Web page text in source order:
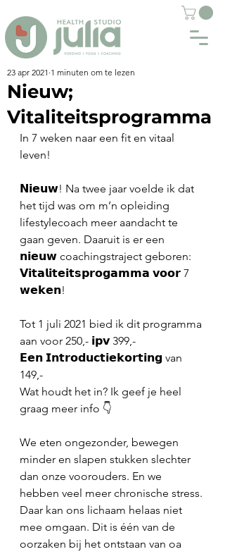
Nieuw;
Vitaliteitsprogramma
23 apr 2021 1 minuten om te lezen
In 7 weken naar een fit en vitaal
leven!
𝗡𝗶𝗲𝘂𝘄! Na twee jaar voelde ik dat
het tijd was om m’n opleiding
lifestylecoach meer aandacht te
gaan geven. Daaruit is er een
𝗻𝗶𝗲𝘂𝘄 coachingstraject geboren:
𝗩𝗶𝘁𝗮𝗹𝗶𝘁𝗲𝗶𝘁𝘀𝗽𝗿𝗼𝗴𝗮𝗺𝗺𝗮 𝘃𝗼𝗼𝗿 7
𝘄𝗲𝗸𝗲𝗻!
Tot 1 juli 2021 bied ik dit programma
aan voor 250,- 𝗶𝗽𝘃 399,-
𝗘𝗲𝗻 𝗜𝗻𝘁𝗿𝗼𝗱𝘂𝗰𝘁𝗶𝗲𝗸𝗼𝗿𝘁𝗶𝗻𝗴 van
149,-
Wat houdt het in? Ik geef je heel
graag meer info 👇
We eten ongezonder, bewegen
minder en slapen stukken slechter
dan onze voorouders. En we
hebben veel meer chronische stress.
Daar kan ons lichaam helaas niet
mee omgaan. Dit is één van de
oorzaken bij het ontstaan van oa